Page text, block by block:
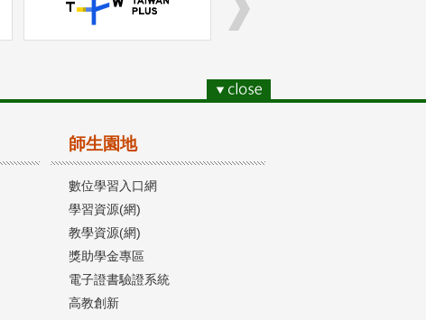
師生園地
數位學習入口網
學習資源(網)
教學資源(網)
獎助學金專區
電子證書驗證系統
高教創新